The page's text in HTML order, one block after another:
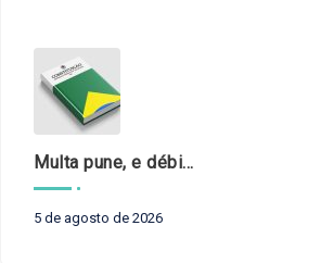
Multa pune, e débito recompõe. § 3º do art. 71 da Constituição: um problema de legística formal
5 de agosto de 2026